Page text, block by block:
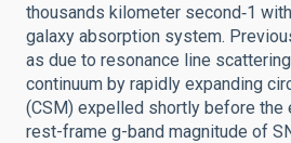
thousands kilometer second‑1
galaxy absorption system.
as due to resonance line
continuum by rapidly expanding
(CSM) expelled shortly before the
rest-frame g-band magnitude of